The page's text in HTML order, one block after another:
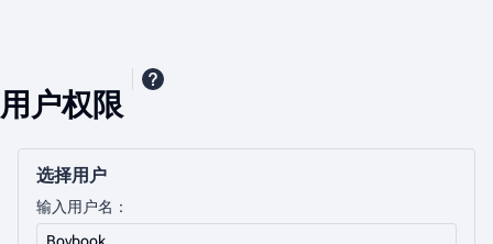
用户权限
选择用户
输入用户名：